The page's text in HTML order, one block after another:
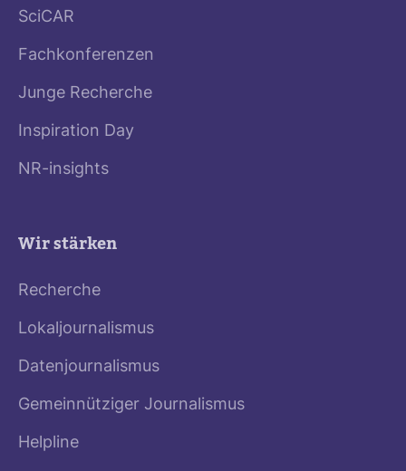
SciCAR
Fachkonferenzen
Junge Recherche
Inspiration Day
NR-insights
Wir stärken
Recherche
Lokaljournalismus
Datenjournalismus
Gemeinnütziger Journalismus
Helpline